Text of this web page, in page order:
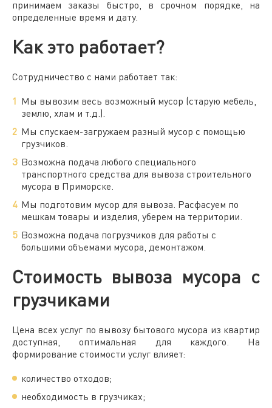
принимаем заказы быстро, в срочном порядке, на
определенные время и дату.
Как это работает?
Сотрудничество с нами работает так:
Мы вывозим весь возможный мусор (старую мебель,
землю, хлам и т.д.).
Мы спускаем-загружаем разный мусор с помощью
грузчиков.
Возможна подача любого специального
транспортного средства для вывоза строительного
мусора в Приморске.
Мы подготовим мусор для вывоза. Расфасуем по
мешкам товары и изделия, уберем на территории.
Возможна подача погрузчиков для работы с
большими объемами мусора, демонтажом.
Стоимость вывоза мусора с
грузчиками
Цена всех услуг по вывозу бытового мусора из квартир
доступная, оптимальная для каждого. На
формирование стоимости услуг влияет:
количество отходов;
необходимость в грузчиках;